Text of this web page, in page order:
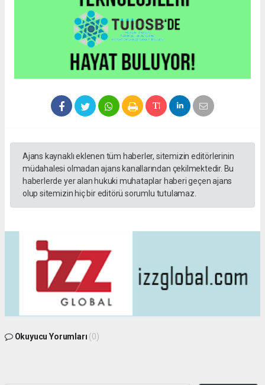
Ajans kaynaklı eklenen tüm haberler, sitemizin editörlerinin
müdahalesi olmadan ajans kanallarından çekilmektedir. Bu
haberlerde yer alan hukuki muhataplar haberi geçen ajans
olup sitemizin hiç bir editörü sorumlu tutulamaz.
Okuyucu Yorumları (0)